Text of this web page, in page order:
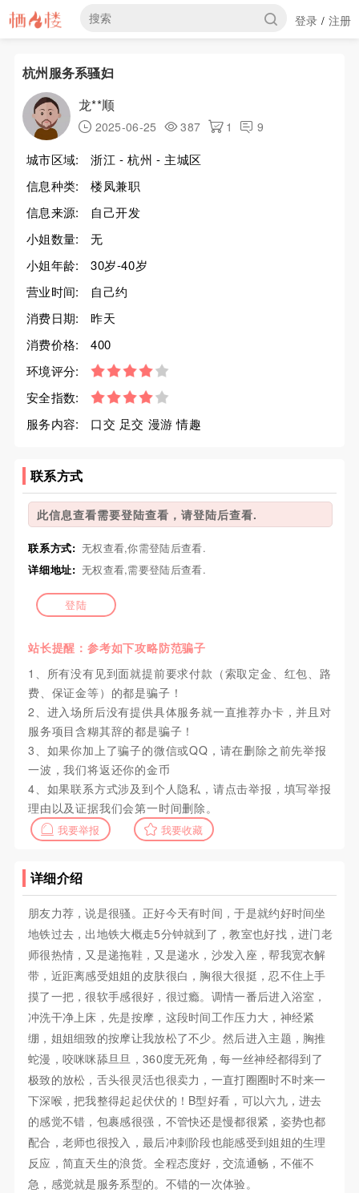
登录 / 注册
杭州服务系骚妇
龙**顺
2025-06-25 387 1 9
城市区域:
浙江 - 杭州 - 主城区
信息种类:
楼凤兼职
信息来源:
自己开发
小姐数量:
无
小姐年龄:
30岁-40岁
营业时间:
自己约
消费日期:
昨天
消费价格:
400
环境评分:
安全指数:
服务内容:
口交 足交 漫游 情趣
联系方式
此信息查看需要登陆查看，请登陆后查看.
联系方式: 无权查看,你需登陆后查看.
详细地址: 无权查看,需要登陆后查看.
登陆
站长提醒：参考如下攻略防范骗子
1、所有没有见到面就提前要求付款（索取定金、红包、路
费、保证金等）的都是骗子！
2、进入场所后没有提供具体服务就一直推荐办卡，并且对
服务项目含糊其辞的都是骗子！
3、如果你加上了骗子的微信或QQ，请在删除之前先举报
一波，我们将返还你的金币
4、如果联系方式涉及到个人隐私，请点击举报，填写举报
理由以及证据我们会第一时间删除。
我要举报 我要收藏
详细介绍
朋友力荐，说是很骚。正好今天有时间，于是就约好时间坐
地铁过去，出地铁大概走5分钟就到了，教室也好找，进门老
师很热情，又是递拖鞋，又是递水，沙发入座，帮我宽衣解
带，近距离感受姐姐的皮肤很白，胸很大很挺，忍不住上手
摸了一把，很软手感很好，很过瘾。调情一番后进入浴室，
冲洗干净上床，先是按摩，这段时间工作压力大，神经紧
绷，姐姐细致的按摩让我放松了不少。然后进入主题，胸推
蛇漫，咬咪咪舔旦旦，360度无死角，每一丝神经都得到了
极致的放松，舌头很灵活也很卖力，一直打圈圈时不时来一
下深喉，把我整得起起伏伏的！B型好看，可以六九，进去
的感觉不错，包裹感很强，不管快还是慢都很紧，姿势也都
配合，老师也很投入，最后冲刺阶段也能感受到姐姐的生理
反应，简直天生的浪货。全程态度好，交流通畅，不催不
急，感觉就是服务系型的。不错的一次体验。